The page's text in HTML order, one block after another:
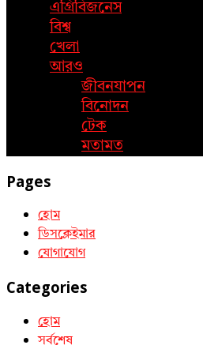
এগ্রিবিজনেস
বিশ্ব
খেলা
আরও
জীবনযাপন
বিনোদন
টেক
মতামত
Pages
হোম
ডিসক্লেইমার
যোগাযোগ
Categories
হোম
সর্বশেষ